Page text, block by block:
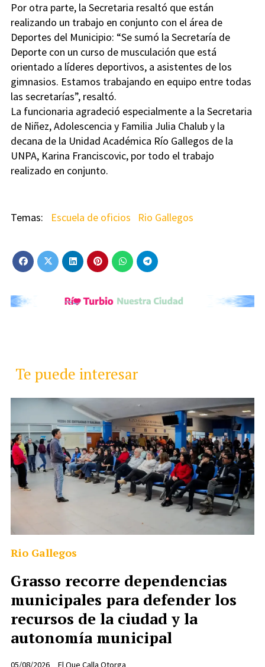
Por otra parte, la Secretaria resaltó que están
realizando un trabajo en conjunto con el área de
Deportes del Municipio: “Se sumó la Secretaría de
Deporte con un curso de musculación que está
orientado a líderes deportivos, a asistentes de los
gimnasios. Estamos trabajando en equipo entre todas
las secretarías”, resaltó.
La funcionaria agradeció especialmente a la Secretaria
de Niñez, Adolescencia y Familia Julia Chalub y la
decana de la Unidad Académica Río Gallegos de la
UNPA, Karina Franciscovic, por todo el trabajo
realizado en conjunto.
Escuela de oficios Rio Gallegos
Te puede interesar
Grasso recorre dependencias
municipales para defender los
recursos de la ciudad y la
autonomía municipal
El Que Calla Otorga
Rio Gallegos
05/08/2026